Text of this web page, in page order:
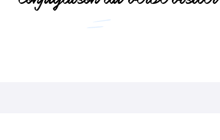
Flashcards Collège